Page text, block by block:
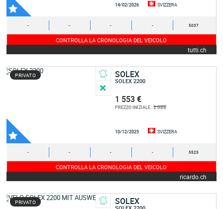
14/02/2026 SVIZZERA
- - - - 5037
CONTROLLA LA CRONOLOGIA DEL VEICOLO
tutti.ch
PRIVATO SOLEX
SOLEX 2200
1 553 €
PREZZO INIZIALE :2 088
10/12/2025 SVIZZERA
- - - - 5525
CONTROLLA LA CRONOLOGIA DEL VEICOLO
ricardo.ch
PRIVATO SOLEX